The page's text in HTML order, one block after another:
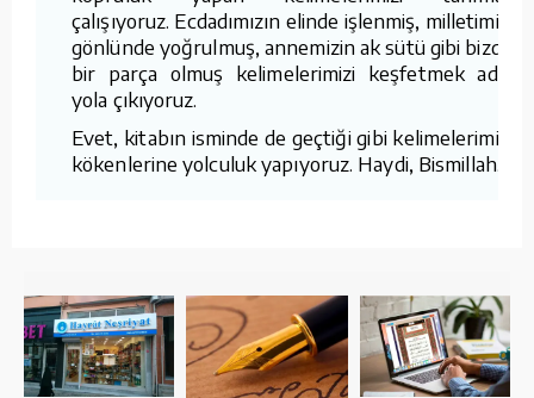
çalışıyoruz. Ecdadımızın elinde işlenmiş, milletimizin
gönlünde yoğrulmuş, annemizin ak sütü gibi bizden
bir parça olmuş kelimelerimizi keşfetmek adına
yola çıkıyoruz.
Evet, kitabın isminde de geçtiği gibi kelimelerimizin
kökenlerine yolculuk yapıyoruz. Haydi, Bismillah…